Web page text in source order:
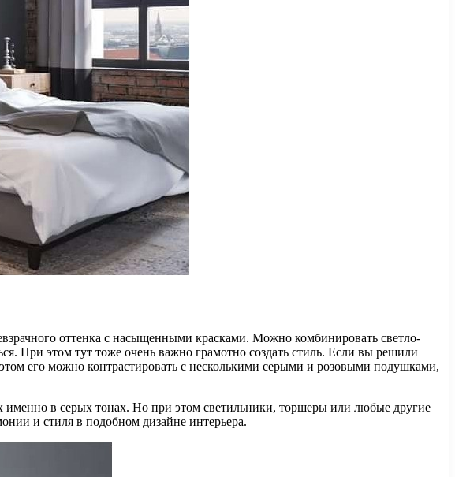
оттенка с насыщенными красками. Можно комбинировать светло-
При этом тут тоже очень важно грамотно создать стиль. Если вы решили
его можно контрастировать с несколькими серыми и розовыми подушками,
именно в серых тонах. Но при этом светильники, торшеры или любые другие
и стиля в подобном дизайне интерьера.